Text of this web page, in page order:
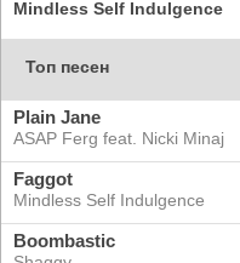
Mindless Self Indulgence
Топ песен
Plain Jane
ASAP Ferg feat. Nicki Minaj
Faggot
Mindless Self Indulgence
Boombastic